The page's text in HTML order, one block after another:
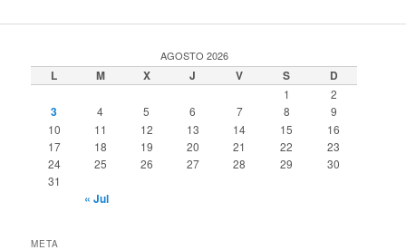
AGOSTO 2026
L M X J V S D
1 2
3 4 5 6 7 8
9
10
11 12 13 14 15
16
17
18 19 20 21 22
23
24
25 26 27 28 29
30
31
« Jul
META